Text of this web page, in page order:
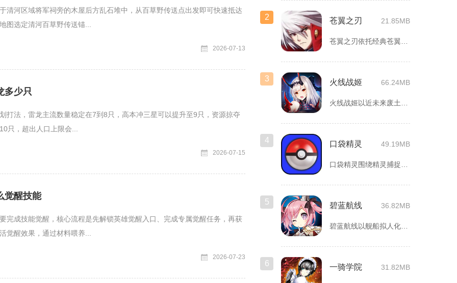
清河区域将军祠旁的木屋后方乱石堆中，从百草野传送点出发即可快速抵达
图选定清河百草野传送锚...
2026-07-13
多少只
打法，雷龙主流数量稳定在7到8只，高本冲三星可以提升至9只，资源掠夺
只，超出人口上限会...
2026-07-15
觉醒技能
完成技能觉醒，核心流程是先解锁英雄觉醒入口、完成专属觉醒任务，再获
觉醒效果，通过材料喂养...
2026-07-23
2 苍翼之刃 21.85MB
苍翼之刃依托经典苍翼默示录IP打造横版指尖格斗手游，完整收录...
3 火线战姬 66.24MB
火线战姬以近未来废土世界为故事舞台，融合二次元战姬收集、轻策...
4 口袋精灵 49.19MB
口袋精灵围绕精灵捕捉、养成、回合对战搭建完整冒险体系，玩家化...
5 碧蓝航线 36.82MB
碧蓝航线以舰船拟人化为核心载体，将各类历史战舰塑造成风格各异...
6 一骑学院 31.82MB